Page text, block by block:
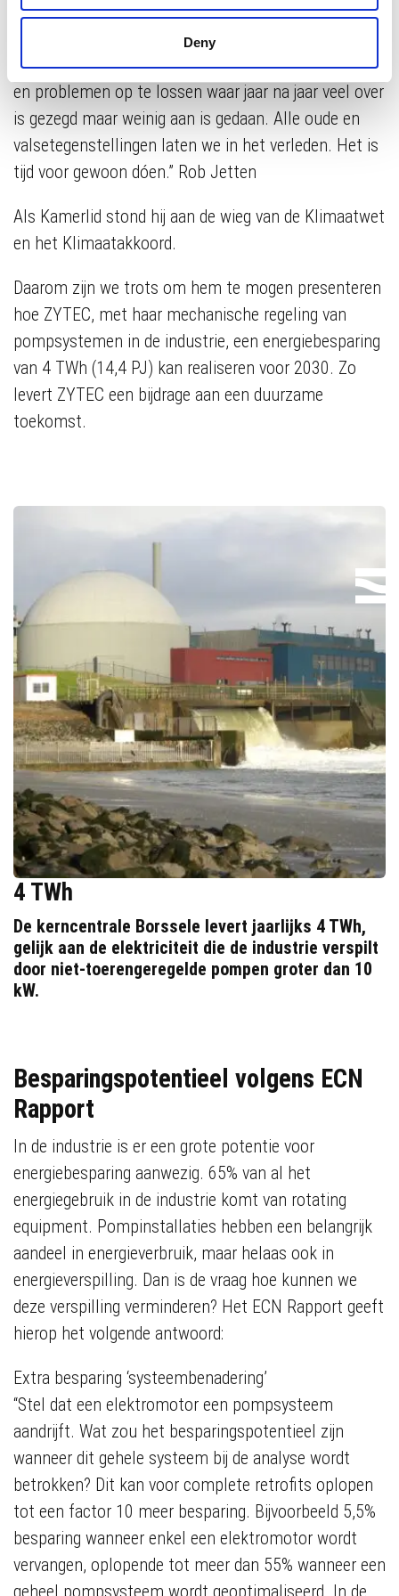
Deny
voert hij zelf de titel klimaatdoener. Zo zegt hij ook:
“We hebben de unieke kans om het land te verenigen
en problemen op te lossen waar jaar na jaar veel over
is gezegd maar weinig aan is gedaan. Alle oude en
valsetegenstellingen laten we in het verleden. Het is
tijd voor gewoon dóen.” Rob Jetten
Als Kamerlid stond hij aan de wieg van de Klimaatwet
en het Klimaatakkoord.
Daarom zijn we trots om hem te mogen presenteren
hoe ZYTEC, met haar mechanische regeling van
pompsystemen in de industrie, een energiebesparing
van 4 TWh (14,4 PJ) kan realiseren voor 2030. Zo
levert ZYTEC een bijdrage aan een duurzame
toekomst.
4 TWh
De kerncentrale Borssele levert jaarlijks 4 TWh,
gelijk aan de elektriciteit die de industrie verspilt
door niet-toerengeregelde pompen groter dan 10
kW.
Besparingspotentieel volgens ECN
Rapport
In de industrie is er een grote potentie voor
energiebesparing aanwezig. 65% van al het
energiegebruik in de industrie komt van rotating
equipment. Pompinstallaties hebben een belangrijk
aandeel in energieverbruik, maar helaas ook in
energieverspilling. Dan is de vraag hoe kunnen we
deze verspilling verminderen? Het ECN Rapport geeft
hierop het volgende antwoord:
Extra besparing ‘systeembenadering’
“Stel dat een elektromotor een pompsysteem
aandrijft. Wat zou het besparingspotentieel zijn
wanneer dit gehele systeem bij de analyse wordt
betrokken? Dit kan voor complete retrofits oplopen
tot een factor 10 meer besparing. Bijvoorbeeld 5,5%
besparing wanneer enkel een elektromotor wordt
vervangen, oplopende tot meer dan 55% wanneer een
geheel pompsysteem wordt geoptimaliseerd. In de